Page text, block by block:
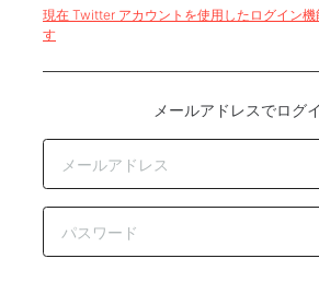
現在 Twitter アカウントを使用したログイン機
す
メールアドレスでログ